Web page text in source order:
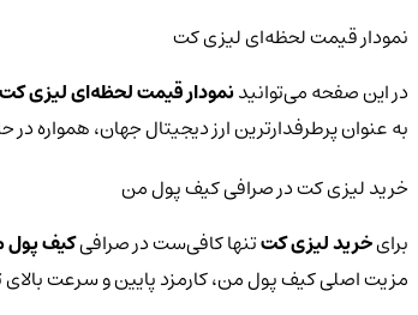
نمودار قیمت لحظه‌ای لیزی کت
در این صفحه می‌توانیدنمودار قیمت لحظه‌ای لیزی کت
به عنوان پرطرفدارترین ارز دیجیتال جهان،
خرید لیزی کت در صرافی کیف پول من
برایخرید لیزی کتتنها کافی‌ست در صرافیکیف
مزیت اصلی کیف پول من، کارمزد پایین و سرعت